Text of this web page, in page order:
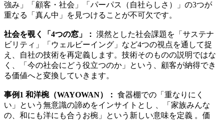
強み」「顧客・社会」「パーパス（自社らしさ）」の3つが
重なる「真ん中」を見つけることが不可欠です。
社会を覗く「4つの窓」： 漠然とした社会課題を「サステナ
ビリティ」「ウェルビーイング」など4つの視点を通して捉
え、自社の技術を再定義します。技術そのものの説明ではな
く、「今の社会にどう役立つのか」という、顧客が納得でき
る価値へと変換していきます。
事例1 和洋椀（WAYOWAN）： 食器棚での「重なりにく
い」という無意識の諦めをインサイトとし 、「家族みんな
の、和にも洋にも合うお椀」という新しい意味を定義 。価